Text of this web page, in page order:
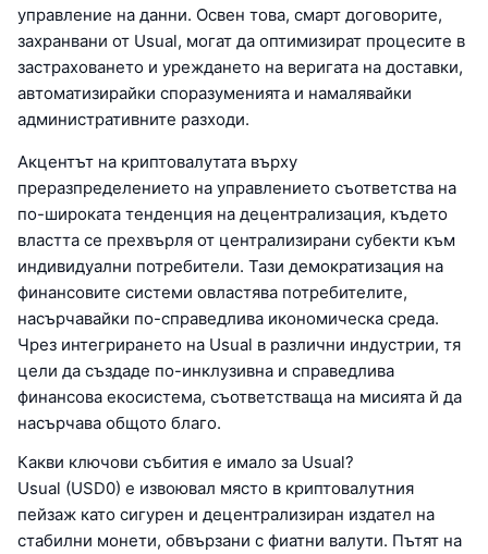
управление на данни. Освен това, смарт договорите,
захранвани от Usual, могат да оптимизират процесите в
застраховането и уреждането на веригата на доставки,
автоматизирайки споразуменията и намалявайки
административните разходи.
Акцентът на криптовалутата върху
преразпределението на управлението съответства на
по-широката тенденция на децентрализация, където
властта се прехвърля от централизирани субекти към
индивидуални потребители. Тази демократизация на
финансовите системи овластява потребителите,
насърчавайки по-справедлива икономическа среда.
Чрез интегрирането на Usual в различни индустрии, тя
цели да създаде по-инклузивна и справедлива
финансова екосистема, съответстваща на мисията й да
насърчава общото благо.
Какви ключови събития е имало за Usual?
Usual (USD0) е извоювал място в криптовалутния
пейзаж като сигурен и децентрализиран издател на
стабилни монети, обвързани с фиатни валути. Пътят на